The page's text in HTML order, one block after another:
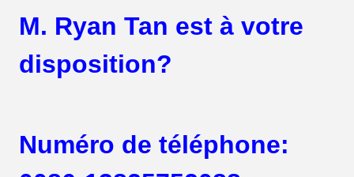
M. Ryan Tan est à votre
disposition?
Numéro de téléphone: